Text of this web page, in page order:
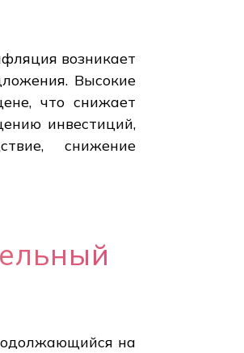
возникает
Высокие
что снижает
инвестиций,
снижение
на